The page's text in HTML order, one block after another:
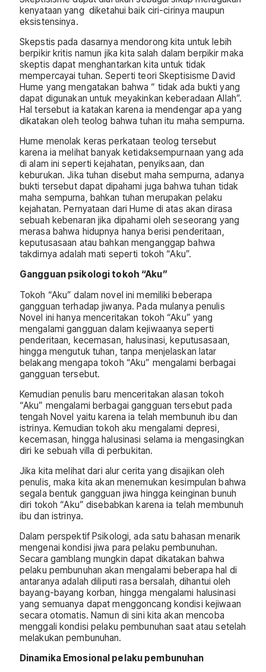
kenyataan yang diketahui baik ciri-cirinya maupun
eksistensinya.
Skepstis pada dasarnya mendorong kita untuk lebih
berpikir kritis namun jika kita salah dalam berpikir maka
skeptis dapat menghantarkan kita untuk tidak
mempercayai tuhan. Seperti teori Skeptisisme David
Hume yang mengatakan bahwa “ tidak ada bukti yang
dapat digunakan untuk meyakinkan keberadaan Allah”.
Hal tersebut ia katakan karena ia mendengar apa yang
dikatakan oleh teolog bahwa tuhan itu maha sempurna.
Hume menolak keras perkataan teolog tersebut
karena ia melihat banyak ketidaksempurnaan yang ada
di alam ini seperti kejahatan, penyiksaan, dan
keburukan. Jika tuhan disebut maha sempurna, adanya
bukti tersebut dapat dipahami juga bahwa tuhan tidak
maha sempurna, bahkan tuhan merupakan pelaku
kejahatan. Pernyataan dari Hume di atas akan dirasa
sebuah kebenaran jika dipahami oleh seseorang yang
merasa bahwa hidupnya hanya berisi penderitaan,
keputusasaan atau bahkan menganggap bahwa
takdirnya adalah mati seperti tokoh “Aku”.
Gangguan psikologi tokoh “Aku”
Tokoh “Aku” dalam novel ini memiliki beberapa
gangguan terhadap jiwanya. Pada mulanya penulis
Novel ini hanya menceritakan tokoh “Aku” yang
mengalami gangguan dalam kejiwaanya seperti
penderitaan, kecemasan, halusinasi, keputusasaan,
hingga mengutuk tuhan, tanpa menjelaskan latar
belakang mengapa tokoh “Aku” mengalami berbagai
gangguan tersebut.
Kemudian penulis baru menceritakan alasan tokoh
“Aku” mengalami berbagai gangguan tersebut pada
tengah Novel yaitu karena ia telah membunuh ibu dan
istrinya. Kemudian tokoh aku mengalami depresi,
kecemasan, hingga halusinasi selama ia mengasingkan
diri ke sebuah villa di perbukitan.
Jika kita melihat dari alur cerita yang disajikan oleh
penulis, maka kita akan menemukan kesimpulan bahwa
segala bentuk gangguan jiwa hingga keinginan bunuh
diri tokoh “Aku” disebabkan karena ia telah membunuh
ibu dan istrinya.
Dalam perspektif Psikologi, ada satu bahasan menarik
mengenai kondisi jiwa para pelaku pembunuhan.
Secara gamblang mungkin dapat dikatakan bahwa
pelaku pembunuhan akan mengalami beberapa hal di
antaranya adalah diliputi rasa bersalah, dihantui oleh
bayang-bayang korban, hingga mengalami halusinasi
yang semuanya dapat menggoncang kondisi kejiwaan
secara otomatis. Namun di sini kita akan mencoba
menggali kondisi pelaku pembunuhan saat atau setelah
melakukan pembunuhan.
Dinamika Emosional pelaku pembunuhan